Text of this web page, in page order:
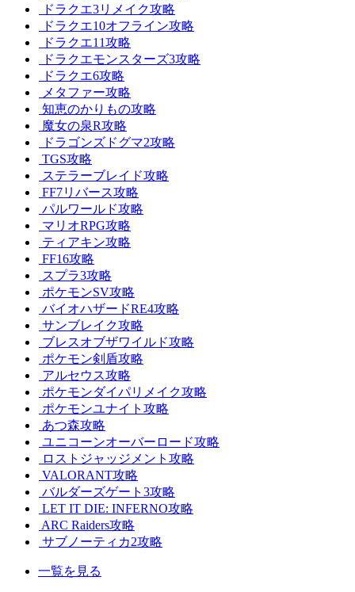
ドラクエ3リメイク攻略
ドラクエ10オフライン攻略
ドラクエ11攻略
ドラクエモンスターズ3攻略
ドラクエ6攻略
メタファー攻略
知恵のかりもの攻略
魔女の泉R攻略
ドラゴンズドグマ2攻略
TGS攻略
ステラーブレイド攻略
FF7リバース攻略
パルワールド攻略
マリオRPG攻略
ティアキン攻略
FF16攻略
スプラ3攻略
ポケモンSV攻略
バイオハザードRE4攻略
サンブレイク攻略
ブレスオブザワイルド攻略
ポケモン剣盾攻略
アルセウス攻略
ポケモンダイパリメイク攻略
ポケモンユナイト攻略
あつ森攻略
ユニコーンオーバーロード攻略
ロストジャッジメント攻略
VALORANT攻略
バルダーズゲート3攻略
LET IT DIE: INFERNO攻略
ARC Raiders攻略
サブノーティカ2攻略
一覧を見る